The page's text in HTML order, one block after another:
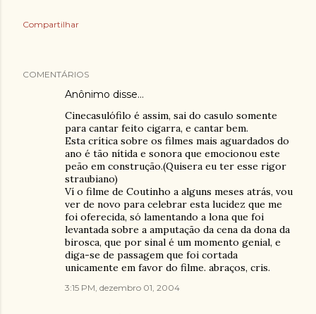
Compartilhar
COMENTÁRIOS
Anônimo disse…
Cinecasulófilo é assim, sai do casulo somente
para cantar feito cigarra, e cantar bem.
Esta crítica sobre os filmes mais aguardados do
ano é tão nítida e sonora que emocionou este
peão em construção.(Quisera eu ter esse rigor
straubiano)
Ví o filme de Coutinho a alguns meses atrás, vou
ver de novo para celebrar esta lucidez que me
foi oferecida, só lamentando a lona que foi
levantada sobre a amputação da cena da dona da
birosca, que por sinal é um momento genial, e
diga-se de passagem que foi cortada
unicamente em favor do filme. abraços, cris.
3:15 PM, dezembro 01, 2004